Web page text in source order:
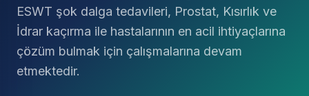
ESWT şok dalga tedavileri, Prostat, Kısırlık ve
İdrar kaçırma ile hastalarının en acil ihtiyaçlarına
çözüm bulmak için çalışmalarına devam
etmektedir.